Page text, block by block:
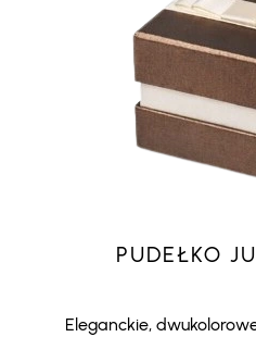
Z kamieniem
Średnica centralnej cyrkonii:
Szerokość szyny:1,80-3,00
Waga wyrobu:
ok. od 1,50 g
PUDEŁKO
Eleganckie,